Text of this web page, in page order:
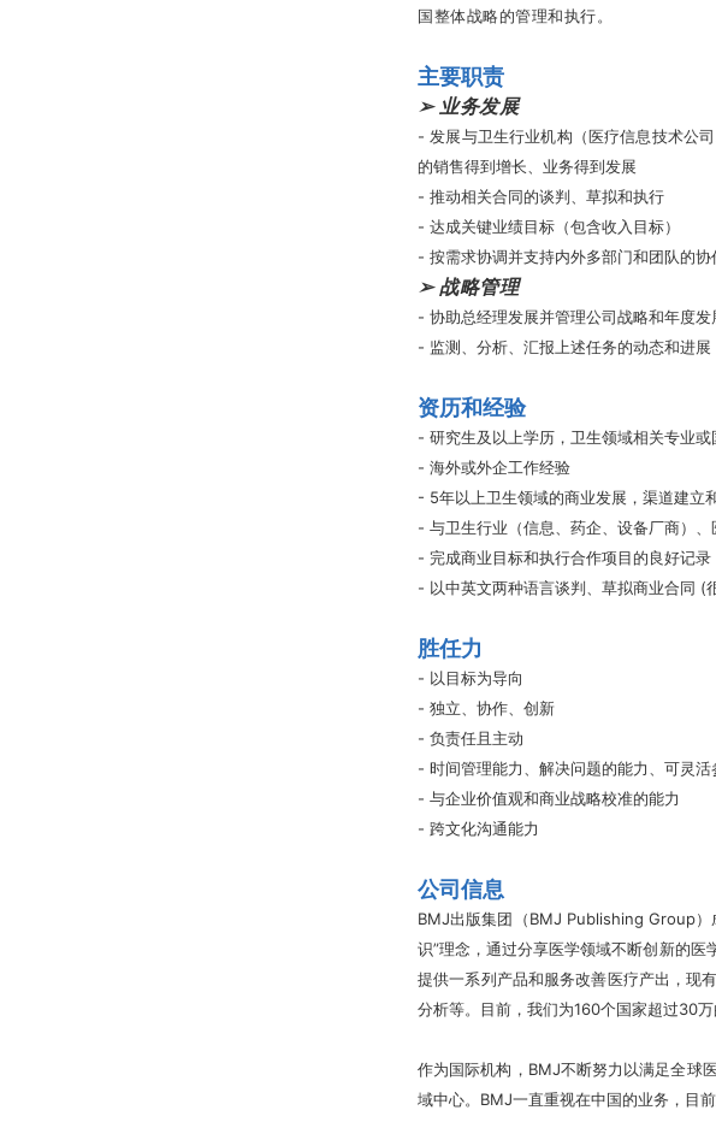
国整体战略的管理和执行。
主要职责
➢业务发展
- 发展与卫生行业机构（医疗信息技术公
的销售得到增长、业务得到发展
- 推动相关合同的谈判、草拟和执行
- 达成关键业绩目标（包含收入目标）
​- 按需求协调并支持内外多部门和团队的协
➢战略管理
- 协助总经理发展并管理公司战略和年度发
- 监测、分析、汇报上述任务的动态和进展
资历和经验
- 研究生及以上学历，卫生领域相关专业
- 海外或外企工作经验
- 5年以上卫生领域的商业发展，渠道建立
- 与卫生行业（信息、药企、设备厂商）
- 完成商业目标和执行合作项目的良好记录
​- 以中英文两种语言谈判、草拟商业合同 (
胜任力
- 以目标为导向
- 独立、协作、创新
- 负责任且主动
- 时间管理能力、解决问题的能力、可灵活
- 与企业价值观和商业战略校准的能力
​- 跨文化沟通能力
公司信息
BMJ出版集团（BMJ Publishing Group）
识”理念，通过分享医学领域不断创新的
提供一系列产品和服务改善医疗产出，现
分析等。目前，我们为160个国家超过30万
作为国际机构，BMJ不断努力以满足全球
域中心。BMJ一直重视在中国的业务，目